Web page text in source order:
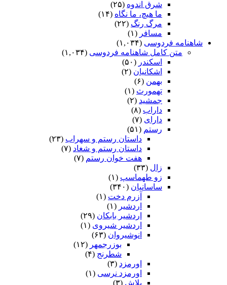
شرق اندوه (۲۵)
ما هیچ، ما نگاه (۱۴)
مرگ رنگ (۲۲)
مسافر (۱)
شاهنامه فردوسی (۱,۰۳۴)
متن کامل شاهنامه فردوسی (۱,۰۳۴)
اسکندر (۵۰)
اشکانیان (۲)
بهمن (۶)
تهمورث (۱)
جمشید (۲)
داراب (۸)
دارای (۷)
رستم (۵۱)
داستان رستم و سهراب (۲۳)
داستان رستم و شغاد (۷)
هفت خوان رستم‏ (۷)
زال (۳۳)
زو طهماسپ‏ (۱)
ساسانیان (۳۴۰)
آزرم دخت (۱)
اردشیر (۱)
اردشیر بابکان (۲۹)
اردشیر شیروی (۱)
انوشیروان (۶۳)
بوزرجمهر (۱۲)
شطرنج (۴)
اورمزد (۳)
اورمزد نرسى‏ (۱)
بلاش (۳)